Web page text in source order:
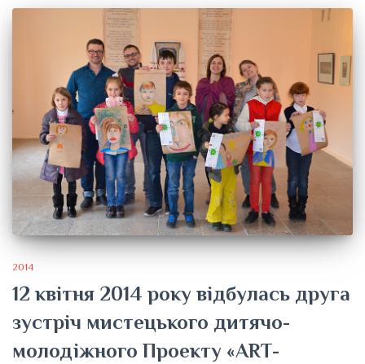
2014
12 квітня 2014 року відбулась друга
зустріч мистецького дитячо-
молодіжного Проекту «ART-